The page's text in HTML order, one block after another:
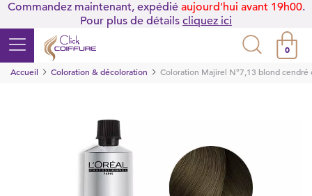
Commandez maintenant, expédié aujourd'hui avant 19h00.
Pour plus de détails cliquez ici
0
Accueil
Coloration & décoloration Coloration Majirel N°7,13 blond cendré